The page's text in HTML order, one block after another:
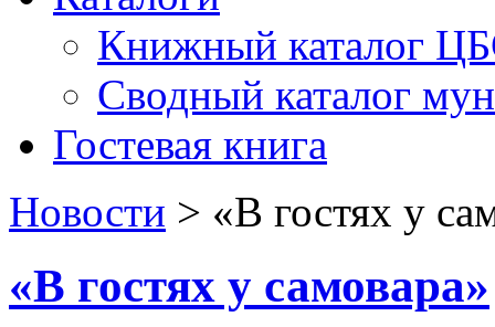
Книжный каталог
Сводный каталог
Гостевая книга
Новости > «В гостях у
«В гостях у самовара»